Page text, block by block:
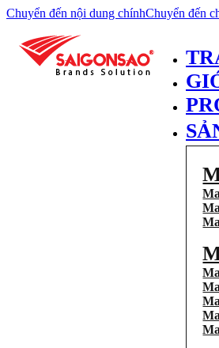
Chuyển đến nội dung chínhChuyển đến